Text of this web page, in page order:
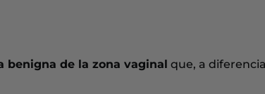
benigna de la zona vaginal que, a